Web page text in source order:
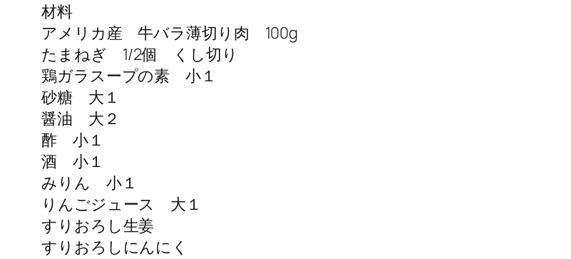
材料
アメリカ産 牛バラ薄切り肉 100g
たまねぎ 1/2個 くし切り
鶏ガラスープの素 小１
砂糖 大１
醤油 大２
酢 小１
酒 小１
みりん 小１
りんごジュース 大１
すりおろし生姜
すりおろしにんにく